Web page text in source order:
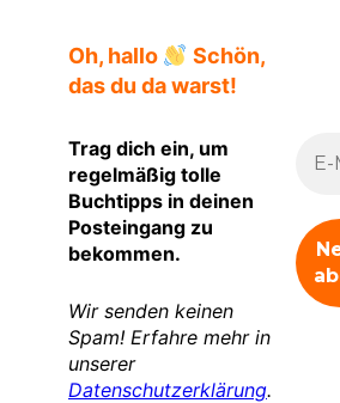
Oh, hallo
Schön,
das du da warst!
Trag dich ein, um
regelmäßig tolle
Buchtipps in deinen
Posteingang zu
bekommen.
Wir senden keinen
Spam! Erfahre mehr in
unserer
Datenschutzerklärung.